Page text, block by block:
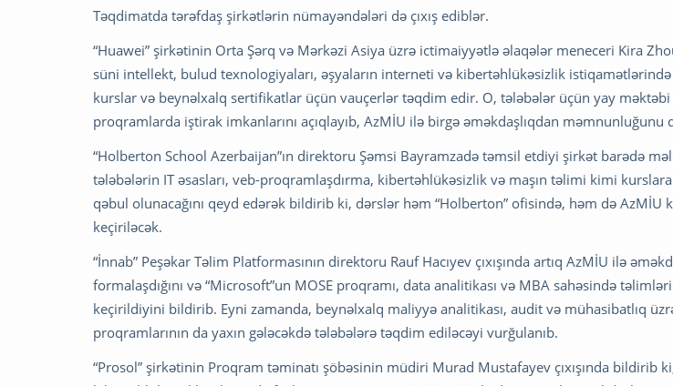
Təqdimatda tərəfdaş şirkətlərin nümayəndələri də çıxış ediblər.
“Huawei” şirkətinin Orta Şərq və Mərkəzi Asiya üzrə ictimaiyyətlə əlaqələr meneceri Kira
süni intellekt, bulud texnologiyaları, əşyaların interneti və kibertəhlükəsizlik
kurslar və beynəlxalq sertifikatlar üçün vauçerlər təqdim edir. O, tələbələr üçün yay
proqramlarda iştirak imkanlarını açıqlayıb, AzMİU ilə birgə əməkdaşlıqdan məmnunluğunu
“Holberton School Azerbaijan”ın direktoru Şəmsi Bayramzadə təmsil etdiyi şirkət barədə
tələbələrin IT əsasları, veb-proqramlaşdırma, kibertəhlükəsizlik və maşın təlimi kimi
qəbul olunacağını qeyd edərək bildirib ki, dərslər həm “Holberton” ofisində, həm də AzMİU
keçiriləcək.
“İnnab” Peşəkar Təlim Platformasının direktoru Rauf Hacıyev çıxışında artıq AzMİU ilə
formalaşdığını və “Microsoft”un MOSE proqramı, data analitikası və MBA sahəsində
keçirildiyini bildirib. Eyni zamanda, beynəlxalq maliyyə analitikası, audit və mühasibatlıq
proqramlarının da yaxın gələcəkdə tələbələrə təqdim ediləcəyi vurğulanıb.
“Prosol” şirkətinin Proqram təminatı şöbəsinin müdiri Murad Mustafayev çıxışında bildirib